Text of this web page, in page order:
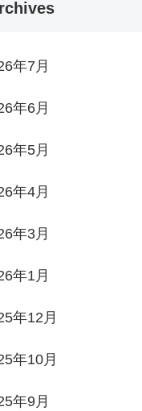
年7月
年6月
年5月
年4月
年3月
年1月
年12月
年10月
年9月